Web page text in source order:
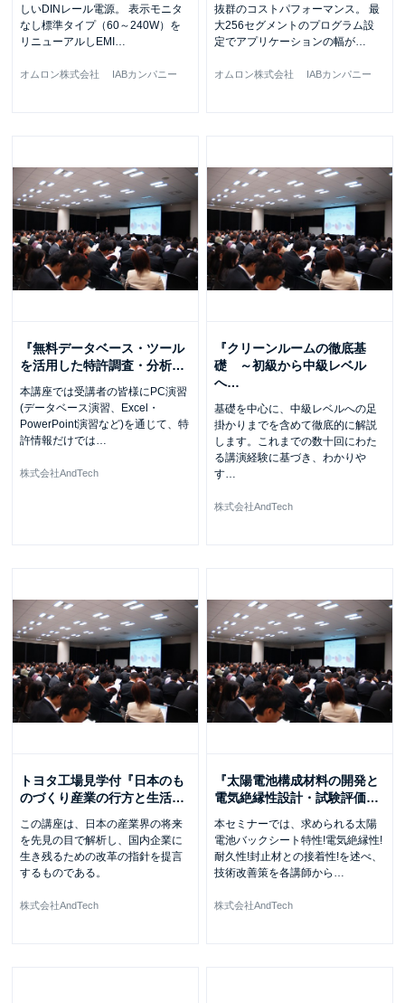
しいDINレール電源。 表示モニタ
なし標準タイプ（60～240W）を
リニューアルしEMI
オムロン株式会社 IABカンパニー
抜群のコストパフォーマンス。 最
大256セグメントのプログラム設
定でアプリケーションの幅が
オムロン株式会社 IABカンパニー
『無料データベース・ツール
を活用した特許調査・分析…
本講座では受講者の皆様にPC演習
(データベース演習、Excel・
PowerPoint演習など)を通じて、特
許情報だけでは…
株式会社AndTech
『クリーンルームの徹底基
礎 ～初級から中級レベル
へ…
基礎を中心に、中級レベルへの足
掛かりまでを含めて徹底的に解説
します。これまでの数十回にわた
る講演経験に基づき、わかりや
す…
株式会社AndTech
トヨタ工場見学付『日本のも
のづくり産業の行方と生活…
この講座は、日本の産業界の将来
を先見の目で解析し、国内企業に
生き残るための改革の指針を提言
するものである。
株式会社AndTech
『太陽電池構成材料の開発と
電気絶縁性設計・試験評価…
本セミナーでは、求められる太陽
電池バックシート特性!電気絶縁性!
耐久性!封止材との接着性!を述べ、
技術改善策を各講師から …
株式会社AndTech